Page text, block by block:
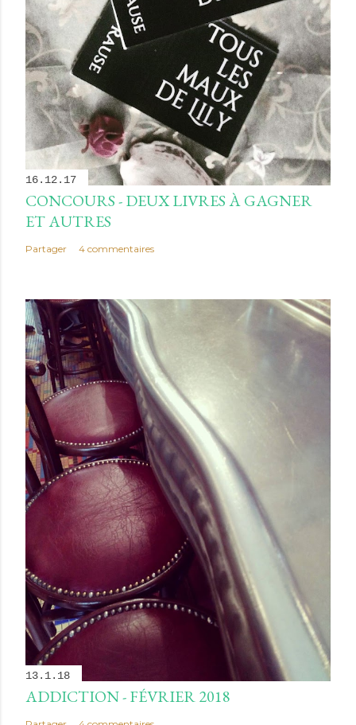
16.12.17
CONCOURS - DEUX LIVRES À GAGNER
ET AUTRES
Partager 4 commentaires
13.1.18
ADDICTION - FÉVRIER 2018